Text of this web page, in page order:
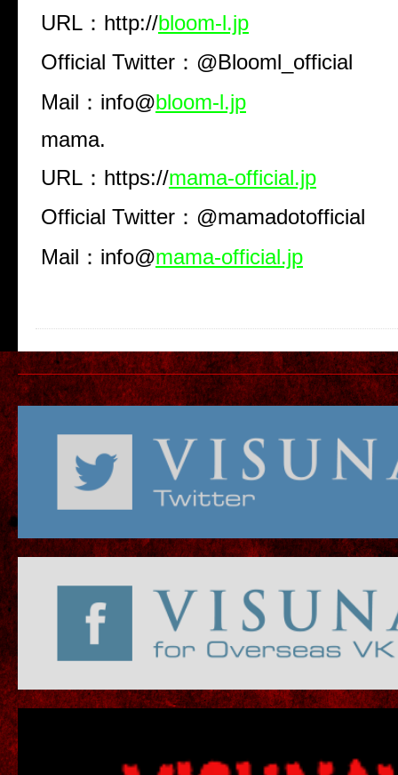
URL：http://bloom-l.jp
Official Twitter：@Blooml_official
Mail：info@bloom-l.jp
mama.
URL：https://mama-official.jp
Official Twitter：@mamadotofficial
Mail：info@mama-official.jp